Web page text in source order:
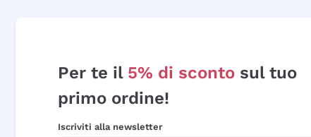
Per te il 5% di sconto sul tuo
primo ordine!
Iscriviti alla newsletter